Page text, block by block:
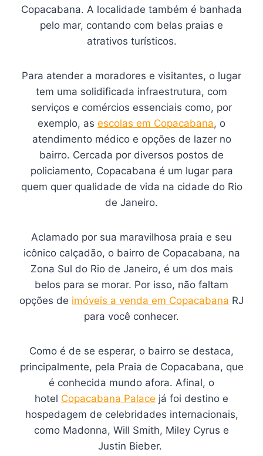
Copacabana. A localidade também é banhada
pelo mar, contando com belas praias e
atrativos turísticos.
Para atender a moradores e visitantes, o lugar
tem uma solidificada infraestrutura, com
serviços e comércios essenciais como, por
exemplo, as escolas em Copacabana, o
atendimento médico e opções de lazer no
bairro. Cercada por diversos postos de
policiamento, Copacabana é um lugar para
quem quer qualidade de vida na cidade do Rio
de Janeiro.
Aclamado por sua maravilhosa praia e seu
icônico calçadão, o bairro de Copacabana, na
Zona Sul do Rio de Janeiro, é um dos mais
belos para se morar. Por isso, não faltam
opções de imóveis a venda em Copacabana RJ
para você conhecer.
Como é de se esperar, o bairro se destaca,
principalmente, pela Praia de Copacabana, que
é conhecida mundo afora. Afinal, o
hotel Copacabana Palace já foi destino e
hospedagem de celebridades internacionais,
como Madonna, Will Smith, Miley Cyrus e
Justin Bieber.